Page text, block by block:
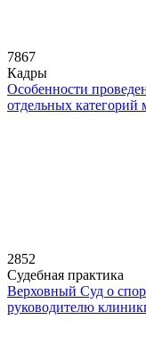
7867
Кадры
Особенности
отдельных категорий
2852
Судебная практика
Верховный Суд о
руководителю